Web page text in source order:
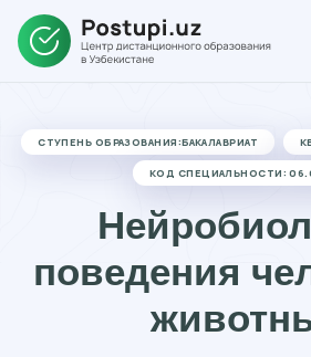
СТУПЕНЬ ОБРАЗОВАНИЯ:БАКАЛАВРИАТ
КОД СПЕЦИАЛЬНОСТИ:
поведения